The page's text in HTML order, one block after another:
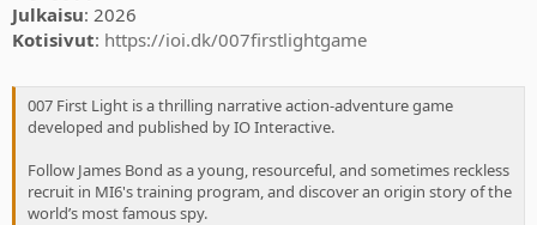
Julkaisu: 2026
Kotisivut: https://ioi.dk/007firstlightgame
007 First Light is a thrilling narrative action-adventure game
developed and published by IO Interactive.
Follow James Bond as a young, resourceful, and sometimes reckless
recruit in MI6's training program, and discover an origin story of the
world’s most famous spy.